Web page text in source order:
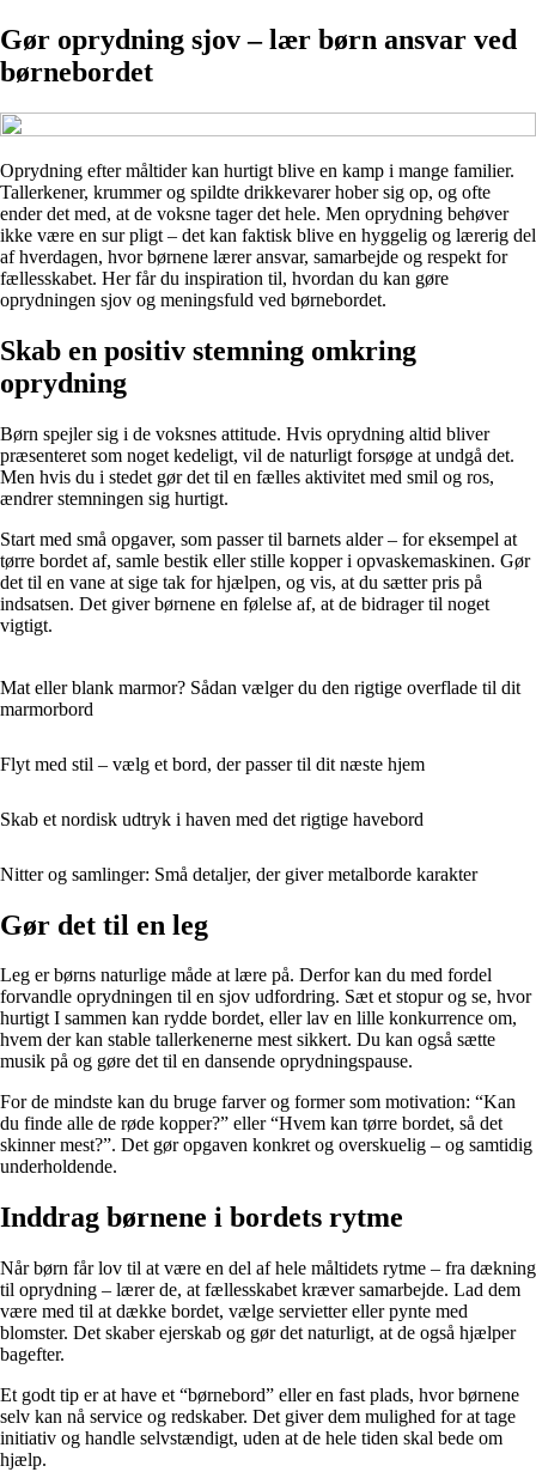
Gør oprydning sjov – lær børn ansvar ved
børnebordet
Oprydning efter måltider kan hurtigt blive en kamp i mange familier.
Tallerkener, krummer og spildte drikkevarer hober sig op, og ofte
ender det med, at de voksne tager det hele. Men oprydning behøver
ikke være en sur pligt – det kan faktisk blive en hyggelig og lærerig del
af hverdagen, hvor børnene lærer ansvar, samarbejde og respekt for
fællesskabet. Her får du inspiration til, hvordan du kan gøre
oprydningen sjov og meningsfuld ved børnebordet.
Skab en positiv stemning omkring
oprydning
Børn spejler sig i de voksnes attitude. Hvis oprydning altid bliver
præsenteret som noget kedeligt, vil de naturligt forsøge at undgå det.
Men hvis du i stedet gør det til en fælles aktivitet med smil og ros,
ændrer stemningen sig hurtigt.
Start med små opgaver, som passer til barnets alder – for eksempel at
tørre bordet af, samle bestik eller stille kopper i opvaskemaskinen. Gør
det til en vane at sige tak for hjælpen, og vis, at du sætter pris på
indsatsen. Det giver børnene en følelse af, at de bidrager til noget
vigtigt.
Mat eller blank marmor? Sådan vælger du den rigtige overflade til dit
marmorbord
Flyt med stil – vælg et bord, der passer til dit næste hjem
Skab et nordisk udtryk i haven med det rigtige havebord
Nitter og samlinger: Små detaljer, der giver metalborde karakter
Gør det til en leg
Leg er børns naturlige måde at lære på. Derfor kan du med fordel
forvandle oprydningen til en sjov udfordring. Sæt et stopur og se, hvor
hurtigt I sammen kan rydde bordet, eller lav en lille konkurrence om,
hvem der kan stable tallerkenerne mest sikkert. Du kan også sætte
musik på og gøre det til en dansende oprydningspause.
For de mindste kan du bruge farver og former som motivation: “Kan
du finde alle de røde kopper?” eller “Hvem kan tørre bordet, så det
skinner mest?”. Det gør opgaven konkret og overskuelig – og samtidig
underholdende.
Inddrag børnene i bordets rytme
Når børn får lov til at være en del af hele måltidets rytme – fra dækning
til oprydning – lærer de, at fællesskabet kræver samarbejde. Lad dem
være med til at dække bordet, vælge servietter eller pynte med
blomster. Det skaber ejerskab og gør det naturligt, at de også hjælper
bagefter.
Et godt tip er at have et “børnebord” eller en fast plads, hvor børnene
selv kan nå service og redskaber. Det giver dem mulighed for at tage
initiativ og handle selvstændigt, uden at de hele tiden skal bede om
hjælp.